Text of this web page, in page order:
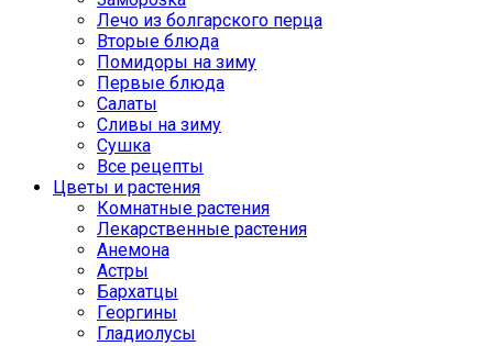
Лечо из болгарского перца
Вторые блюда
Помидоры на зиму
Первые блюда
Салаты
Сливы на зиму
Сушка
Все рецепты
Цветы и растения
Комнатные растения
Лекарственные растения
Анемона
Астры
Бархатцы
Георгины
Гладиолусы